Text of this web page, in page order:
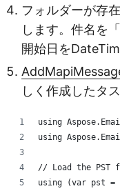
フォルダーが存
します。件名を
開始日を
しく作成したタ
using
using
// Load the PST
using (var pst =